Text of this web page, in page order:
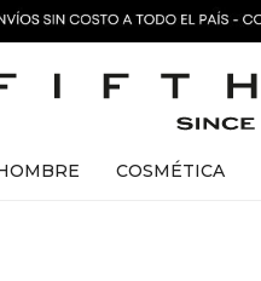
COSMÉTICA